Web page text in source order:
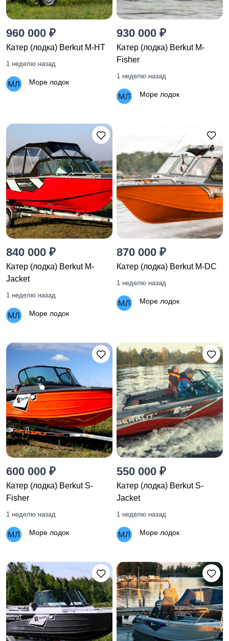
960 000 ₽
Катер (лодка) Berkut M-HT
1 неделю назад
Море лодок
930 000 ₽
Катер (лодка) Berkut M-
Fisher
1 неделю назад
Море лодок
840 000 ₽
Катер (лодка) Berkut M-
Jacket
1 неделю назад
Море лодок
870 000 ₽
Катер (лодка) Berkut M-DC
1 неделю назад
Море лодок
600 000 ₽
Катер (лодка) Berkut S-
Fisher
1 неделю назад
Море лодок
550 000 ₽
Катер (лодка) Berkut S-
Jacket
1 неделю назад
Море лодок